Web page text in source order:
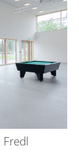
Fredl